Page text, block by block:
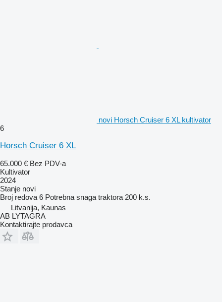
novi Horsch Cruiser 6 XL kultivator
6
Horsch Cruiser 6 XL
65.000 € Bez PDV-a
Kultivator
2024
Stanje novi
Broj redova 6 Potrebna snaga traktora 200 k.s.
Litvanija, Kaunas
AB LYTAGRA
Kontaktirajte prodavca